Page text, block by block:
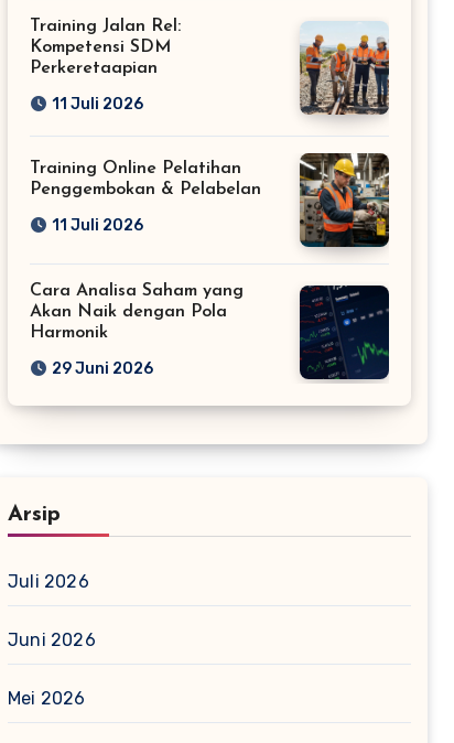
Training Jalan Rel:
Kompetensi SDM
Perkeretaapian
11 Juli 2026
Training Online Pelatihan
Penggembokan & Pelabelan
11 Juli 2026
Cara Analisa Saham yang
Akan Naik dengan Pola
Harmonik
29 Juni 2026
Arsip
Juli 2026
Juni 2026
Mei 2026